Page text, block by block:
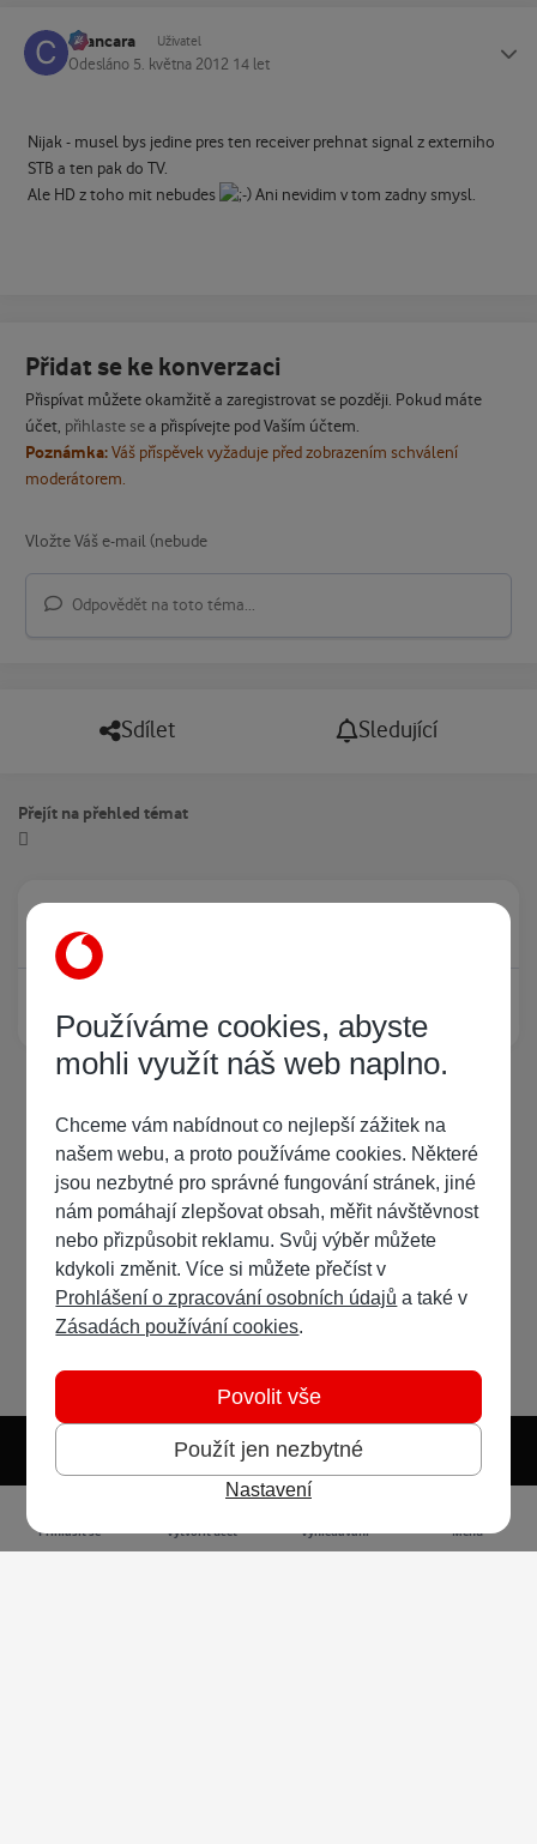
cvancara Uživatel
Odesláno 5. května 2012 14 let
Nijak - musel bys jedine pres ten receiver prehnat signal z externiho
STB a ten pak do TV.
Ale HD z toho mit nebudes
Ani nevidim v tom zadny smysl.
Přidat se ke konverzaci
Přispívat můžete okamžitě a zaregistrovat se později. Pokud máte
účet, přihlaste sea přispívejte pod Vaším účtem.
Poznámka:Váš příspěvek vyžaduje před zobrazením schválení
moderátorem.
Odpovědět na toto téma...
Sdílet Sledující
Přejít na přehled témat
Žádný registrovaný uživatel si neprohlíží tuto stránku
Světlý režim Předvolba systému
Přihlásit se Vytvořit účet Vyhledávání Menu
Používáme cookies, abyste
mohli využít náš web naplno.
Chceme vám nabídnout co nejlepší zážitek na
našem webu, a proto používáme cookies. Některé
jsou nezbytné pro správné fungování stránek, jiné
nám pomáhají zlepšovat obsah, měřit návštěvnost
nebo přizpůsobit reklamu. Svůj výběr můžete
kdykoli změnit. Více si můžete přečíst v
Prohlášení o zpracování osobních údajů a také v
Zásadách používání cookies.
Použít jen nezbytné
Povolit vše
Nastavení